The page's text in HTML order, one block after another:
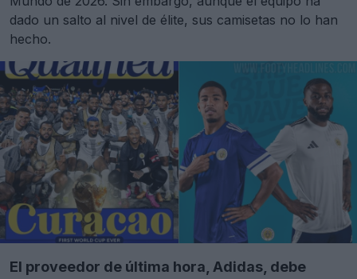
dado un salto al nivel de élite, sus camisetas no lo han
hecho.
El proveedor de última hora, Adidas, debe